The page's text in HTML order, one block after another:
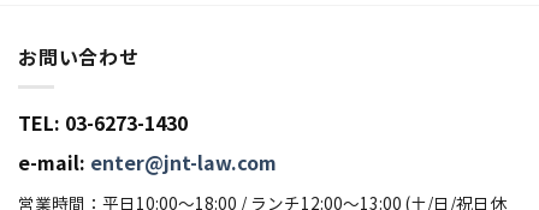
お問い合わせ
TEL: 03-6273-1430
e-mail: enter@jnt-law.com
営業時間：平日10:00〜18:00 / ランチ12:00〜13:00 (土/日/祝日休